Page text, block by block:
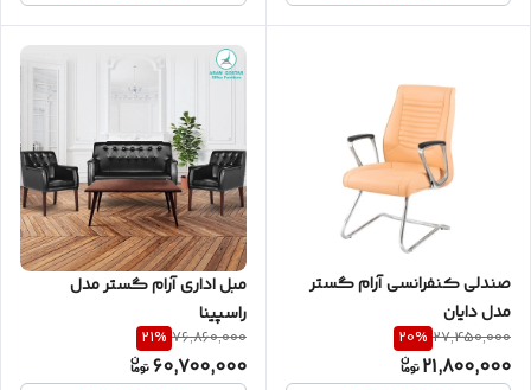
صندلی کنفرانسی آرام گستر
مدل دایان
27,450,000
20%
21,800,000
مبل اداری آرام گستر مدل
راسپینا
76,860,000
21%
60,700,000